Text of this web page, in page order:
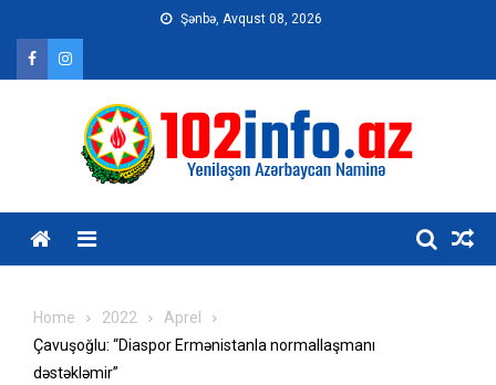
content
Şənbə, Avqust 08, 2026
Home 2022
Aprel
Çavuşoğlu: “Diaspor Ermənistanla normallaşmanı
dəstəkləmir”